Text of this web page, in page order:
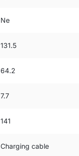
Ne
131.5
64.2
7.7
141
Charging cable